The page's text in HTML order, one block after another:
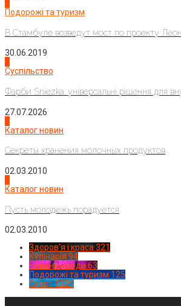
Подорожі та туризм
В Стамбуле возведут мост по проекту
30.06.2019
Суспільство
Фарби Sniezka: універсальні рішення для
27.07.2026
Каталог новин
Секреты хранения молочных продуктов
02.03.2010
Каталог новин
Пусть молодежь порадуется
02.03.2010
Здоров'я і краса 321
Кулінарія 94
Новинки моди 63
Подорожі та туризм 125
Спорт1224